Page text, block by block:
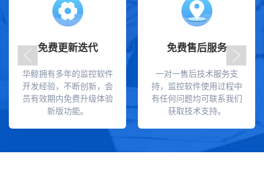
免费更新迭代
华鲸拥有多年的监控软件
开发经验，不断创新，会
员有效期内免费升级体验
新版功能。
免费售后服务
一对一售后技术服务支
持，监控软件使用过程中
有任何问题均可联系我们
获取技术支持。